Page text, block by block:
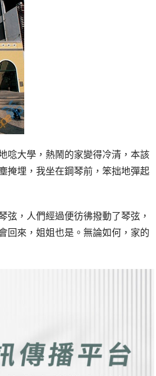
唸大學，熱鬧的家變得冷清，本該
掩埋，我坐在鋼琴前，笨拙地彈起
，人們經過便彷彿撥動了琴弦，
回來，姐姐也是。無論如何，家的